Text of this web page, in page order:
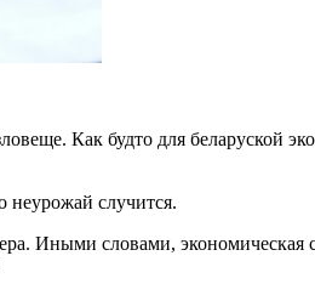
Как будто для беларуской
неурожай случится.
Иными словами, экономическая